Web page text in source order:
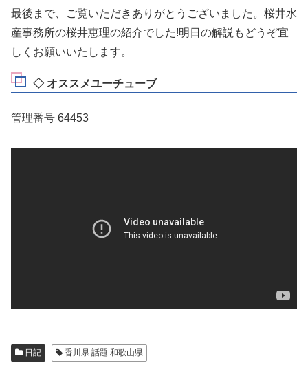
最後まで、ご覧いただきありがとうございました。桜井水
産事務所の桜井恵理の紹介でした!明日の解説もどうぞ宜
しくお願いいたします。
◇ オススメユーチューブ
管理番号 64453
日記 香川県 話題 和歌山県